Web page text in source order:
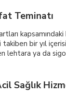
Teminatı
takiben bir yıl
lehtara ya da
Sağlık